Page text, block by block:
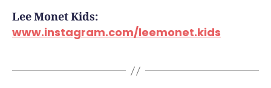
Lee Monet Kids:
www.instagram.com/leemonet.kids